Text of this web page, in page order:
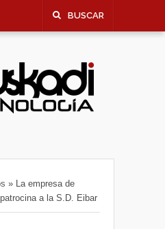
BUSCAR
» La empresa de
a la S.D. Eibar